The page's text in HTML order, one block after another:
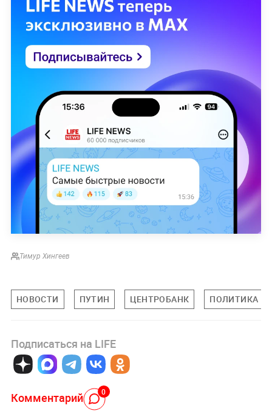
Тимур Хингеев
НОВОСТИ ПУТИН ЦЕНТРОБАНК ПОЛИТИКА
Подписаться на LIFE
Комментарий 0